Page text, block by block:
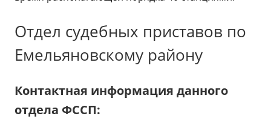
Отдел судебных приставов по
Емельяновскому району
Контактная информация данного
отдела ФССП: